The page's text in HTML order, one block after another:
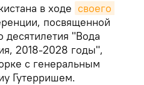
в ходе своего
посвященной
"Вода
2018-2028 годы",
с генеральным
Гутерришем.